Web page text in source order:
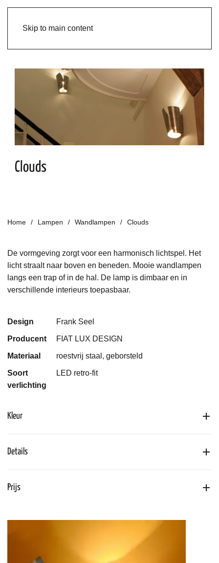
Skip to main content
Clouds
Home Lampen Wandlampen Clouds
De vormgeving zorgt voor een harmonisch lichtspel. Het
licht straalt naar boven en beneden. Mooie wandlampen
langs een trap of in de hal. De lamp is dimbaar en in
verschillende interieurs toepasbaar.
Design Frank Seel
Producent FIAT LUX DESIGN
Materiaal roestvrij staal, geborsteld
Soort
verlichting
LED retro-fit
Kleur
Details
Prijs